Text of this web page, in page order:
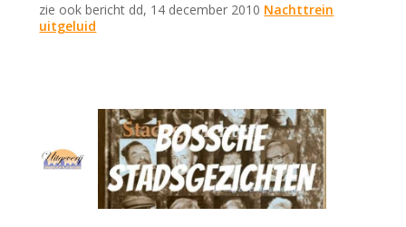
zie ook bericht dd, 14 december 2010 Nachttrein
uitgeluid